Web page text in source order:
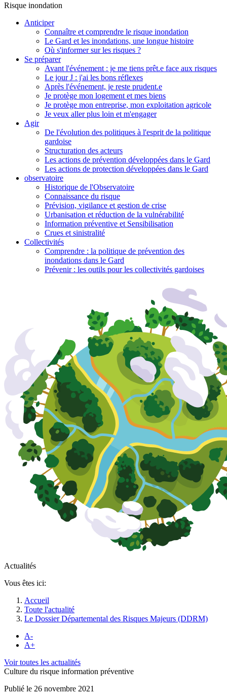
Risque inondation
Anticiper
Connaître et comprendre le risque inondation
Le Gard et les inondations, une longue histoire
Où s'informer sur les risques ?
Se préparer
Avant l'événement : je me tiens prêt.e face aux risques
Le jour J : j'ai les bons réflexes
Après l'événement, je reste prudent.e
Je protège mon logement et mes biens
Je protège mon entreprise, mon exploitation agricole
Je veux aller plus loin et m'engager
Agir
De l'évolution des politiques à l'esprit de la politique
gardoise
Structuration des acteurs
Les actions de prévention développées dans le Gard
Les actions de protection développées dans le Gard
observatoire
Historique de l'Observatoire
Connaissance du risque
Prévision, vigilance et gestion de crise
Urbanisation et réduction de la vulnérabilité
Information préventive et Sensibilisation
Crues et sinistralité
Collectivités
Comprendre : la politique de prévention des
inondations dans le Gard
Prévenir : les outils pour les collectivités gardoises
Actualités
Vous êtes ici:
Accueil
Toute l'actualité
Le Dossier Départemental des Risques Majeurs (DDRM)
A-
A+
Voir toutes les actualités
Culture du risque information préventive
Publié le 26 novembre 2021